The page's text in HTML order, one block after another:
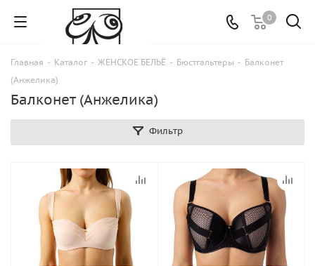
0
Главная - Каталог - ЖЕНСКОЕ БЕЛЬЁ - Бюстгальтеры - Балконет
(Анжелика)
Балконет (Анжелика)
Фильтр